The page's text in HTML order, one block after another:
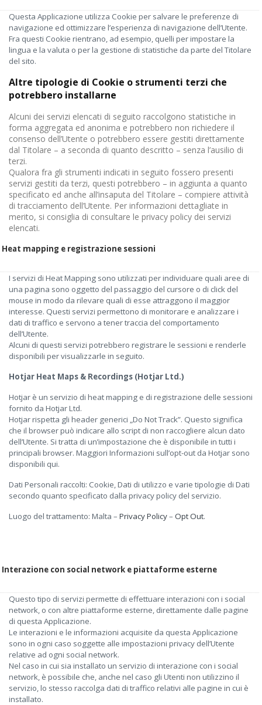
Questa Applicazione utilizza Cookie per salvare le preferenze di
navigazione ed ottimizzare l’esperienza di navigazione dell’Utente.
Fra questi Cookie rientrano, ad esempio, quelli per impostare la
lingua e la valuta o per la gestione di statistiche da parte del Titolare
del sito.
Altre tipologie di Cookie o strumenti terzi che
potrebbero installarne
Alcuni dei servizi elencati di seguito raccolgono statistiche in
forma aggregata ed anonima e potrebbero non richiedere il
consenso dell’Utente o potrebbero essere gestiti direttamente
dal Titolare – a seconda di quanto descritto – senza l’ausilio di
terzi.
Qualora fra gli strumenti indicati in seguito fossero presenti
servizi gestiti da terzi, questi potrebbero – in aggiunta a quanto
specificato ed anche all’insaputa del Titolare – compiere attività
di tracciamento dell’Utente. Per informazioni dettagliate in
merito, si consiglia di consultare le privacy policy dei servizi
elencati.
Heat mapping e registrazione sessioni
I servizi di Heat Mapping sono utilizzati per individuare quali aree di
una pagina sono oggetto del passaggio del cursore o di click del
mouse in modo da rilevare quali di esse attraggono il maggior
interesse. Questi servizi permettono di monitorare e analizzare i
dati di traffico e servono a tener traccia del comportamento
dell’Utente.
Alcuni di questi servizi potrebbero registrare le sessioni e renderle
disponibili per visualizzarle in seguito.
Hotjar Heat Maps & Recordings (Hotjar Ltd.)
Hotjar è un servizio di heat mapping e di registrazione delle sessioni
fornito da Hotjar Ltd.
Hotjar rispetta gli header generici „Do Not Track”. Questo significa
che il browser può indicare allo script di non raccogliere alcun dato
dell’Utente. Si tratta di un’impostazione che è disponibile in tutti i
principali browser. Maggiori Informazioni sull’opt-out da Hotjar sono
disponibili qui.
Dati Personali raccolti: Cookie, Dati di utilizzo e varie tipologie di Dati
secondo quanto specificato dalla privacy policy del servizio.
Luogo del trattamento: Malta – Privacy Policy– Opt Out.
Interazione con social network e piattaforme esterne
Questo tipo di servizi permette di effettuare interazioni con i social
network, o con altre piattaforme esterne, direttamente dalle pagine
di questa Applicazione.
Le interazioni e le informazioni acquisite da questa Applicazione
sono in ogni caso soggette alle impostazioni privacy dell’Utente
relative ad ogni social network.
Nel caso in cui sia installato un servizio di interazione con i social
network, è possibile che, anche nel caso gli Utenti non utilizzino il
servizio, lo stesso raccolga dati di traffico relativi alle pagine in cui è
installato.